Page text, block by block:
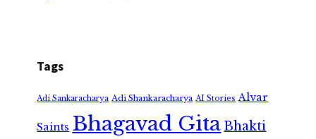
Tags
Adi Sankaracharya Adi Shankaracharya AI Stories Alvar
Saints Bhagavad GitaBhakti